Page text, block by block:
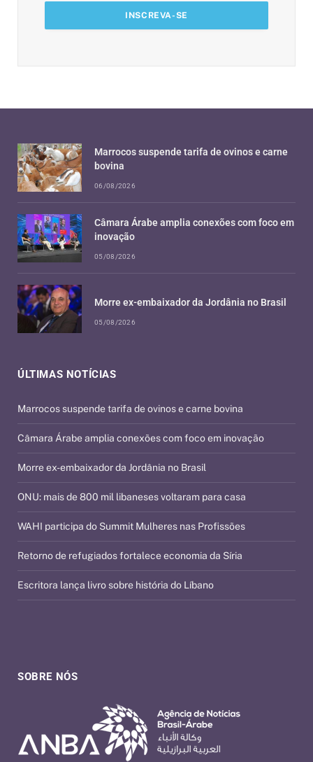
SOBRE NÓS
ÚLTIMAS NOTÍCIAS
Marrocos suspende tarifa de ovinos e carne bovina
Câmara Árabe amplia conexões com foco em inovação
Morre ex-embaixador da Jordânia no Brasil
ONU: mais de 800 mil libaneses voltaram para casa
WAHI participa do Summit Mulheres nas Profissões
Retorno de refugiados fortalece economia da Síria
Escritora lança livro sobre história do Líbano
Marrocos suspende tarifa de ovinos e carne
bovina
Câmara Árabe amplia conexões com foco em
inovação
Morre ex-embaixador da Jordânia no Brasil